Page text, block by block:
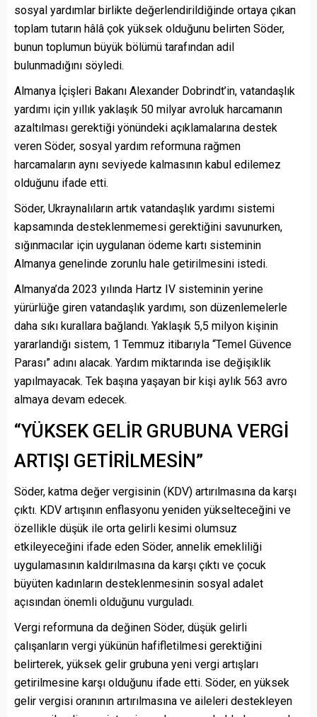
sosyal yardımlar birlikte değerlendirildiğinde ortaya çıkan
toplam tutarın hâlâ çok yüksek olduğunu belirten Söder,
bunun toplumun büyük bölümü tarafından adil
bulunmadığını söyledi.
Almanya İçişleri Bakanı Alexander Dobrindt’in, vatandaşlık
yardımı için yıllık yaklaşık 50 milyar avroluk harcamanın
azaltılması gerektiği yönündeki açıklamalarına destek
veren Söder, sosyal yardım reformuna rağmen
harcamaların aynı seviyede kalmasının kabul edilemez
olduğunu ifade etti.
Söder, Ukraynalıların artık vatandaşlık yardımı sistemi
kapsamında desteklenmemesi gerektiğini savunurken,
sığınmacılar için uygulanan ödeme kartı sisteminin
Almanya genelinde zorunlu hale getirilmesini istedi.
Almanya’da 2023 yılında Hartz IV sisteminin yerine
yürürlüğe giren vatandaşlık yardımı, son düzenlemelerle
daha sıkı kurallara bağlandı. Yaklaşık 5,5 milyon kişinin
yararlandığı sistem, 1 Temmuz itibarıyla “Temel Güvence
Parası” adını alacak. Yardım miktarında ise değişiklik
yapılmayacak. Tek başına yaşayan bir kişi aylık 563 avro
almaya devam edecek.
“YÜKSEK GELİR GRUBUNA VERGİ
ARTIŞI GETİRİLMESİN”
Söder, katma değer vergisinin (KDV) artırılmasına da karşı
çıktı. KDV artışının enflasyonu yeniden yükselteceğini ve
özellikle düşük ile orta gelirli kesimi olumsuz
etkileyeceğini ifade eden Söder, annelik emekliliği
uygulamasının kaldırılmasına da karşı çıktı ve çocuk
büyüten kadınların desteklenmesinin sosyal adalet
açısından önemli olduğunu vurguladı.
Vergi reformuna da değinen Söder, düşük gelirli
çalışanların vergi yükünün hafifletilmesi gerektiğini
belirterek, yüksek gelir grubuna yeni vergi artışları
getirilmesine karşı olduğunu ifade etti. Söder, en yüksek
gelir vergisi oranının artırılmasına ve aileleri destekleyen